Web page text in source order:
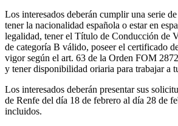
Los interesados deberán cumplir una serie
tener la nacionalidad española o estar en
legalidad, tener el Título de Conducción de
de categoría B válido, poseer el certificado
vigor según el art. 63 de la Orden FOM
y tener disponibilidad oriaria para trabajar a
Los interesados deberán presentar sus
de Renfe del día 18 de febrero al día 28 de
incluidos.